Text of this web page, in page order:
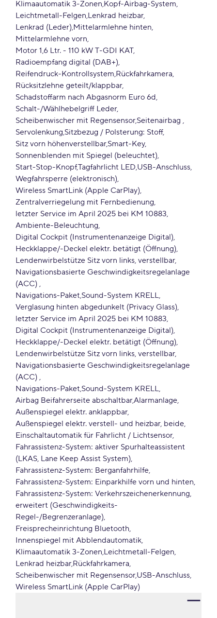
Klimaautomatik 3-Zonen Kopf-Airbag-System
Leichtmetall-Felgen Lenkrad heizbar
Lenkrad (Leder) Mittelarmlehne hinten
Mittelarmlehne vorn
Motor 1,6 Ltr. - 110 kW T-GDI KAT
Radioempfang digital (DAB+)
Reifendruck-Kontrollsystem Rückfahrkamera
Rücksitzlehne geteilt/klappbar
Schadstoffarm nach Abgasnorm Euro 6d
Schalt-/Wählhebelgriff Leder
Scheibenwischer mit Regensensor Seitenairbag
Servolenkung Sitzbezug / Polsterung: Stoff
Sitz vorn höhenverstellbar Smart-Key
Sonnenblenden mit Spiegel (beleuchtet)
Start-Stop-KnopfTagfahrlicht LED USB-Anschluss
Wegfahrsperre (elektronisch)
Wireless SmartLink (Apple CarPlay)
Zentralverriegelung mit Fernbedienung
letzter Service im April 2025 bei KM 10883
Ambiente-Beleuchtung
Digital Cockpit (Instrumentenanzeige Digital)
Heckklappe/-Deckel elektr. betätigt (Öffnung)
Lendenwirbelstütze Sitz vorn links, verstellbar
Navigationsbasierte Geschwindigkeitsregelanlage
(ACC)
Navigations-Paket Sound-System KRELL
Verglasung hinten abgedunkelt (Privacy Glass)
letzter Service im April 2025 bei KM 10883
Digital Cockpit (Instrumentenanzeige Digital)
Heckklappe/-Deckel elektr. betätigt (Öffnung)
Lendenwirbelstütze Sitz vorn links, verstellbar
Navigationsbasierte Geschwindigkeitsregelanlage
(ACC)
Navigations-Paket Sound-System KRELL
Airbag Beifahrerseite abschaltbarAlarmanlage
Außenspiegel elektr. anklappbar
Außenspiegel elektr. verstell- und heizbar, beide
Einschaltautomatik für Fahrlicht / Lichtsensor
Fahrassistenz-System: aktiver Spurhalteassistent
(LKAS, Lane Keep Assist System)
Fahrassistenz-System: Berganfahrhilfe
Fahrassistenz-System: Einparkhilfe vorn und hinten
Fahrassistenz-System: Verkehrszeichenerkennung,
erweitert (Geschwindigkeits-
Regel-/Begrenzeranlage)
Freisprecheinrichtung Bluetooth
Innenspiegel mit Abblendautomatik
Klimaautomatik 3-Zonen Leichtmetall-Felgen
Lenkrad heizbar Rückfahrkamera
Scheibenwischer mit Regensensor USB-Anschluss
Wireless SmartLink (Apple CarPlay)